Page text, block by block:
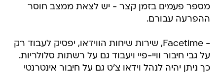
מספר פעמים בזמן קצר - יש לצאת ממצב חוסר
ההפרעה עבורם.
- Facetime, שירות שיחות הווידאו, יפסיק לעבוד רק
על גבי חיבור וויי-פיי ויעבוד גם על רשתות סלולריות.
כך ניתן יהיה לנהל וידאו צ'ט גם על חיבור אינטרנטי